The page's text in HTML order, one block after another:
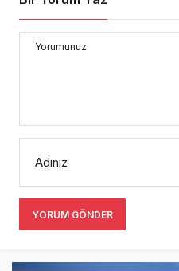
Yorumunuz
Adınız
YORUM GÖNDER